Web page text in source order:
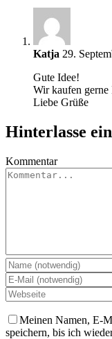
Katja 29.
Gute Idee!
Wir kaufen gerne
Liebe Grüße
Hinterlasse
Kommentar
Meinen Namen, E-
speichern, bis ich